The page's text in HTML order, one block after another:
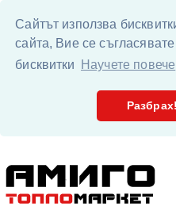
Сайтът използва
сайта, Вие се
бисквитки
Научете повече
Разбрах!